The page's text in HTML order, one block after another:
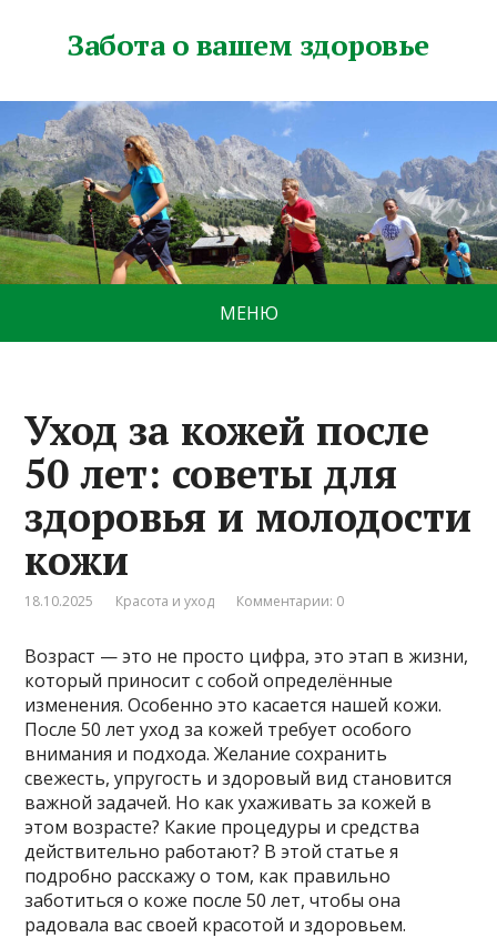
Забота о вашем здоровье
МЕНЮ
Уход за кожей после
50 лет: советы для
здоровья и молодости
кожи
18.10.2025 Красота и уход Комментарии: 0
Возраст — это не просто цифра, это этап в жизни,
который приносит с собой определённые
изменения. Особенно это касается нашей кожи.
После 50 лет уход за кожей требует особого
внимания и подхода. Желание сохранить
свежесть, упругость и здоровый вид становится
важной задачей. Но как ухаживать за кожей в
этом возрасте? Какие процедуры и средства
действительно работают? В этой статье я
подробно расскажу о том, как правильно
заботиться о коже после 50 лет, чтобы она
радовала вас своей красотой и здоровьем.